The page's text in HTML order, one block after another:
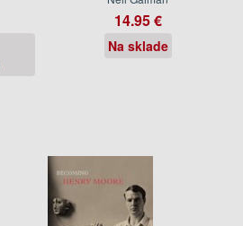
14.95 €
Na sklade